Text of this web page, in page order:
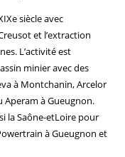
siècle avec
et l’extraction
L’activité est
minier avec des
à Montchanin, Arcelor
à Gueugnon.
la Saône-etLoire pour
à Gueugnon et